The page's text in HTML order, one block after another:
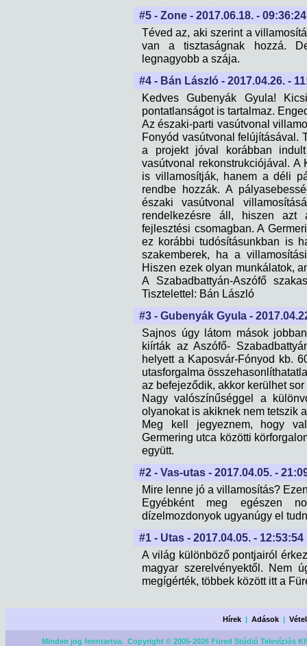
#5 - Zone - 2017.06.18. - 09:36:24
Téved az, aki szerint a
van a tisztaságnak hozzá.
legnagyobb a szája.
#4 - Bán László - 2017.04.26. -
Kedves Gubenyák Gyula!
pontatlanságot is tartalmaz.
Az északi-parti vasútvonal
Fonyód vasútvonal felújításával.
a projekt jóval korábban
vasútvonal rekonstrukciójával. A
is villamosítják, hanem a déli
rendbe hozzák. A
északi vasútvonal
rendelkezésre áll, hiszen
fejlesztési csomagban. A
ez korábbi tudósításunkban is
szakemberek, ha a
Hiszen ezek olyan munkálatok,
A Szabadbattyán-Aszófő
Tisztelettel: Bán László
#3 - Gubenyák Gyula -
Sajnos úgy látom mások
kiírták az Aszófő-
helyett a Kaposvár-Fónyod kb.
utasforgalma
az befejeződik, akkor kerülhet
Nagy valószínűséggel a
olyanokat is akiknek nem tetszik
Meg kell jegyeznem, hogy
Germering utca közötti
együtt.
#2 - Vas-utas - 2017.04.05. -
Mire lenne jó a villamosítás?
Egyébként meg egészen
dízelmozdonyok ugyanúgy el
#1 - Utas - 2017.04.05. - 12:53:54
A világ különböző pontjairól
magyar szerelvényektől. Nem
megígérték, többek között itt a
Hírek |Adások |
Minden jog fenntartva. Copyright © 2005-2026 Füred Stúdió Televíziós